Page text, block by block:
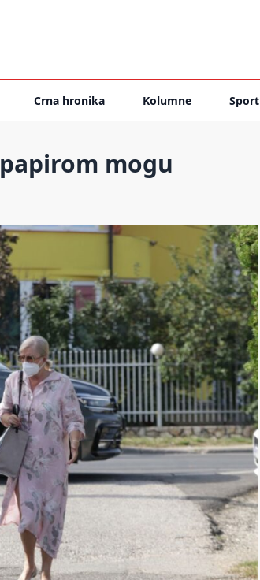
Crna hronika Kolumne Sport
mogu